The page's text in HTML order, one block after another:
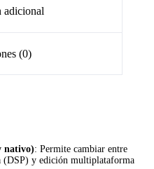
adicional
(0)
nativo): Permite cambiar entre
(DSP) y edición multiplataforma